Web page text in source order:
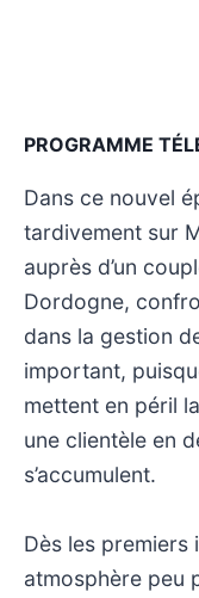
PROGRAMME
Dans ce nouvel
tardivement sur
auprès d’un
Dordogne,
dans la gestion
important,
mettent en péril
une clientèle en
s’accumulent.
Dès les premiers
atmosphère peu